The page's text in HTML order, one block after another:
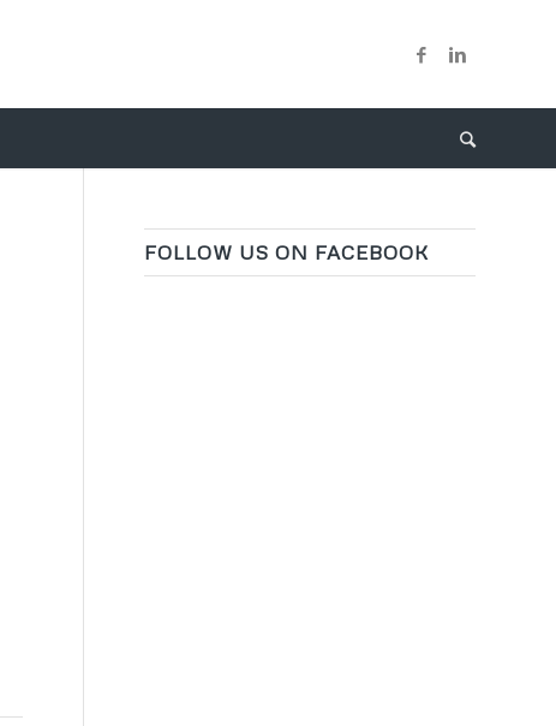
FOLLOW US ON FACEBOOK